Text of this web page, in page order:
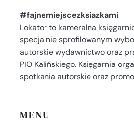
#fajnemiejscezksiazkami
Lokator to kameralna
specjalnie sprofilowanym
autorskie wydawnictwo oraz
PIO Kalińskiego. Księgarnia
spotkania autorskie oraz
MENU